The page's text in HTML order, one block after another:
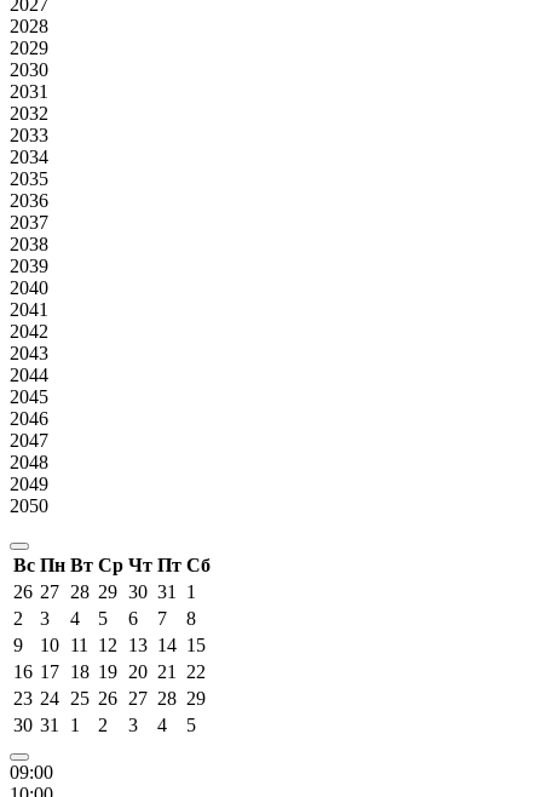
2027
2028
2029
2030
2031
2032
2033
2034
2035
2036
2037
2038
2039
2040
2041
2042
2043
2044
2045
2046
2047
2048
2049
2050
Вс Пн Вт Ср Чт Пт Сб
26 27 28 29 30 31
1
2
3 4 5 6 7
8
9
10 11 12 13 14 15
16 17 18 19 20 21
22
23 24 25 26 27 28 29
30 31 1 2 3 4 5
09:00